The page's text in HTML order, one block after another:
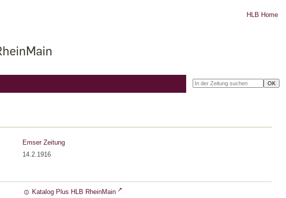
HLB Home
Emser Zeitung
14.2.1916
Katalog Plus HLB RheinMain